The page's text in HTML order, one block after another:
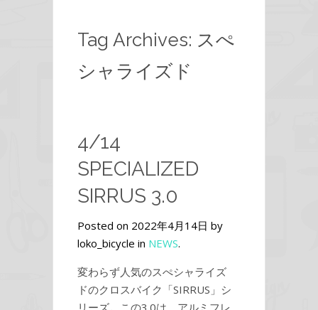
Tag Archives: スぺ
シャライズド
4/14
SPECIALIZED
SIRRUS 3.0
Posted on 2022年4月14日 by
loko_bicycle in NEWS.
変わらず人気のスぺシャライズ
ドのクロスバイク「SIRRUS」シ